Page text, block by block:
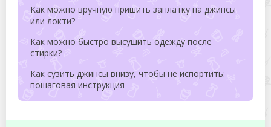
Как можно вручную пришить заплатку на джинсы
или локти?
Как можно быстро высушить одежду после
стирки?
Как сузить джинсы внизу, чтобы не испортить:
пошаговая инструкция